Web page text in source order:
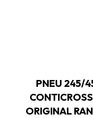
PNEU 245/
ORIGINAL